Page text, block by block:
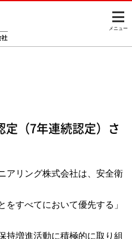
メニュー
（7年連続認定）さ
アリング株式会社は、安全衛
をすべてにおいて優先する」
持増進活動に積極的に取り組